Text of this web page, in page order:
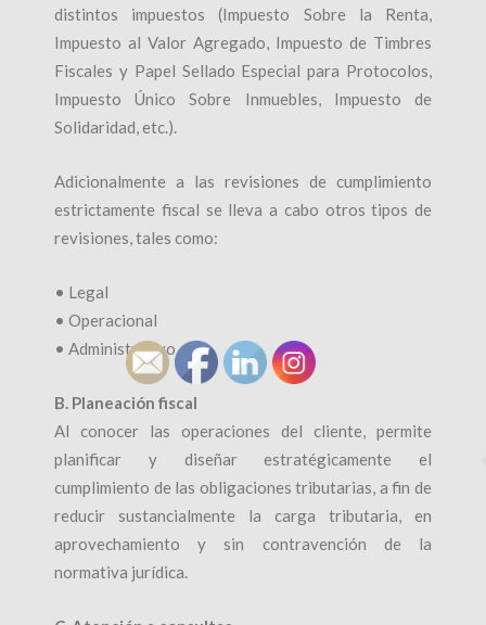
distintos impuestos (Impuesto Sobre la Renta,
Impuesto al Valor Agregado, Impuesto de Timbres
Fiscales y Papel Sellado Especial para Protocolos,
Impuesto Único Sobre Inmuebles, Impuesto de
Solidaridad, etc.).
Adicionalmente a las revisiones de cumplimiento
estrictamente fiscal se lleva a cabo otros tipos de
revisiones, tales como:
• Legal
• Operacional
• Administrativo
B. Planeación fiscal
Al conocer las operaciones del cliente, permite
planificar y diseñar estratégicamente el
cumplimiento de las obligaciones tributarias, a fin de
reducir sustancialmente la carga tributaria, en
aprovechamiento y sin contravención de la
normativa jurídica.